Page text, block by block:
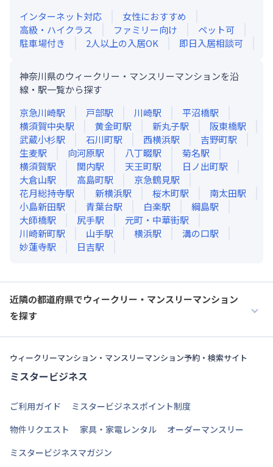
インターネット対応
女性におすすめ
高級・ハイクラス
ファミリー向け
ペット可
駐車場付き
2人以上の入居OK 即日入居相談可
神奈川県のウィークリー・マンスリーマンションを沿
線・駅一覧から探す
京急川崎駅 戸部駅 川崎駅 平沼橋駅
横須賀中央駅 黄金町駅 新丸子駅 阪東橋駅
武蔵小杉駅 石川町駅 西横浜駅 吉野町駅
生麦駅 向河原駅 八丁畷駅 菊名駅
横須賀駅 関内駅 天王町駅 日ノ出町駅
大倉山駅 高島町駅 京急鶴見駅
花月総持寺駅 新横浜駅 桜木町駅 南太田駅
小島新田駅 青葉台駅 白楽駅 綱島駅
大師橋駅 尻手駅 元町・中華街駅
川崎新町駅 山手駅 横浜駅 溝の口駅
妙蓮寺駅 日吉駅
近隣の都道府県でウィークリー・マンスリーマンション
を探す
ウィークリーマンション・マンスリーマンション予約・検索サイト
ミスタービジネス
ご利用ガイド
ミスタービジネスポイント制度
物件リクエスト
家具・家電レンタル
オーダーマンスリー
ミスタービジネスマガジン